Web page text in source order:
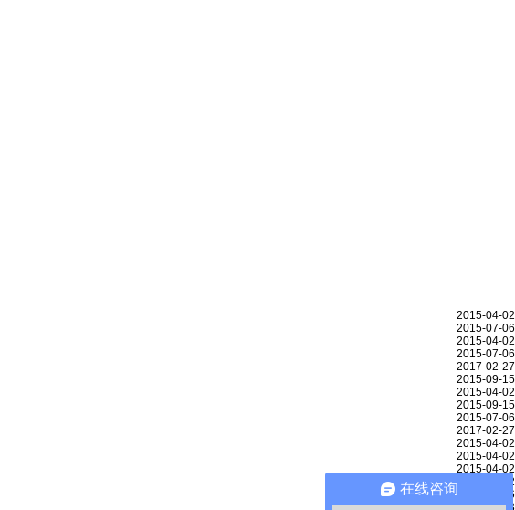
2015-04-02
2015-07-06
2015-04-02
2015-07-06
2017-02-27
2015-09-15
2015-04-02
2015-09-15
2015-07-06
2017-02-27
2015-04-02
2015-04-02
2015-04-02
2015-04-02
2015-07-06
2017-11-03
在线咨询